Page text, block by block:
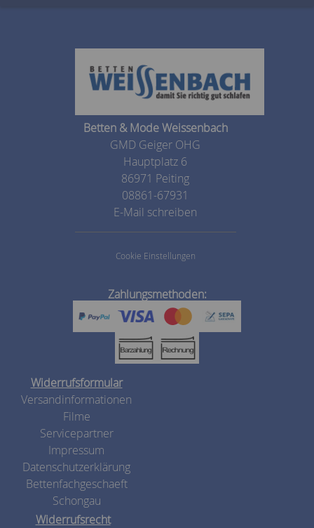
Betten & Mode Weissenbach
GMD Geiger OHG
Hauptplatz 6
86971 Peiting
08861-67931
E-Mail schreiben
Cookie Einstellungen
Zahlungsmethoden:
Widerrufsformular
Versandinformationen
Filme
Servicepartner
Impressum
Datenschutzerklärung
Bettenfachgeschaeft
Schongau
Widerrufsrecht